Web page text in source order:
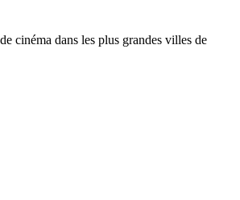
cinéma dans les plus grandes villes de